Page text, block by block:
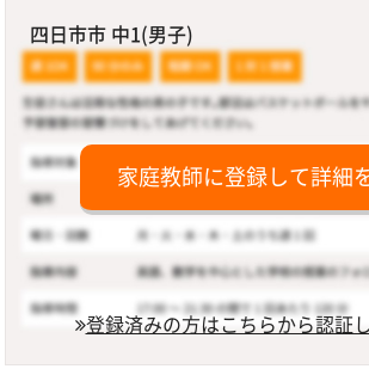
四日市市 中1(男子)
家庭教師に登録して詳細
登録済みの方はこちらから認証